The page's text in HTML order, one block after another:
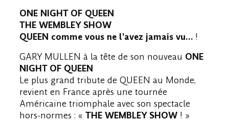
ONE NIGHT OF QUEEN
THE WEMBLEY SHOW
QUEEN comme vous ne l’avez jamais vu… !
GARY MULLEN à la tête de son nouveau ONE
NIGHT OF QUEEN
Le plus grand tribute de QUEEN au Monde,
revient en France après une tournée
Américaine triomphale avec son spectacle
hors-normes : « THE WEMBLEY SHOW ! »